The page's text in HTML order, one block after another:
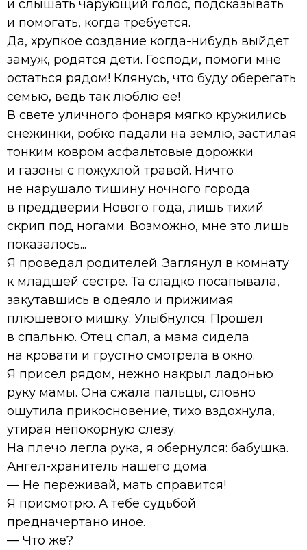
и слышать чарующий голос, подсказывать
и помогать, когда требуется.
Да, хрупкое создание когда-нибудь выйдет
замуж, родятся дети. Господи, помоги мне
остаться рядом! Клянусь, что буду оберегать
семью, ведь так люблю её!
В свете уличного фонаря мягко кружились
снежинки, робко падали на землю, застилая
тонким ковром асфальтовые дорожки
и газоны с пожухлой травой. Ничто
не нарушало тишину ночного города
в преддверии Нового года, лишь тихий
скрип под ногами. Возможно, мне это лишь
показалось...
Я проведал родителей. Заглянул в комнату
к младшей сестре. Та сладко посапывала,
закутавшись в одеяло и прижимая
плюшевого мишку. Улыбнулся. Прошёл
в спальню. Отец спал, а мама сидела
на кровати и грустно смотрела в окно.
Я присел рядом, нежно накрыл ладонью
руку мамы. Она сжала пальцы, словно
ощутила прикосновение, тихо вздохнула,
утирая непокорную слезу.
На плечо легла рука, я обернулся: бабушка.
Ангел-хранитель нашего дома.
— Не переживай, мать справится!
Я присмотрю. А тебе судьбой
предначертано иное.
— Что же?